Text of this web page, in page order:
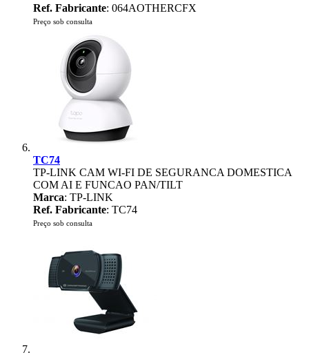
Ref. Fabricante: 064AOTHERCFX
Preço sob consulta
TC74
TP-LINK CAM WI-FI DE SEGURANCA DOMESTICA
COM AI E FUNCAO PAN/TILT
Marca: TP-LINK
Ref. Fabricante: TC74
Preço sob consulta